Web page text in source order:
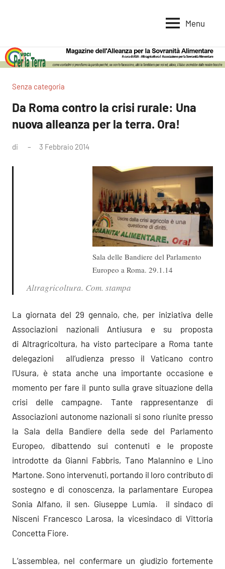
per
la
Terra
per
la
Alimentare
Menu
Senza categoria
Da Roma contro la crisi rurale: Una
nuova alleanza per la terra. Ora!
di 3 Febbraio 2014
Sala delle Bandiere del Parlamento
Europeo a Roma. 29.1.14
Altragricoltura. Com. stampa
La giornata del 29 gennaio, che, per iniziativa delle
Associazioni nazionali Antiusura e su proposta
di Altragricoltura, ha visto partecipare a Roma tante
delegazioni all’udienza presso il Vaticano contro
l’Usura, è stata anche una importante occasione e
momento per fare il punto sulla grave situazione della
crisi delle campagne. Tante rappresentanze di
Associazioni autonome nazionali si sono riunite presso
la Sala della Bandiere della sede del Parlamento
Europeo, dibattendo sui contenuti e le proposte
introdotte da Gianni Fabbris, Tano Malannino e Lino
Martone. Sono intervenuti, portando il loro contributo di
sostegno e di conoscenza, la parlamentare Europea
Sonia Alfano, il sen. Giuseppe Lumia. il sindaco di
Nisceni Francesco Larosa, la vicesindaco di Vittoria
Concetta Fiore.
L’assemblea, nel confermare un giudizio fortemente